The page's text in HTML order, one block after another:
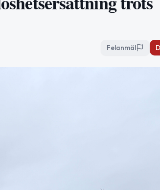
Felanmäl